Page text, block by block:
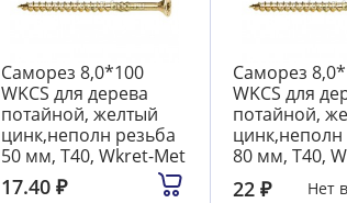
Саморез 8,0*100
WKCS для дерева
потайной, желтый
цинк,неполн резьба
50 мм, T40, Wkret-Met
17.40 ₽
Саморез
WKCS для
потайной,
цинк,неполн
80 мм, T40,
22 ₽ Нет